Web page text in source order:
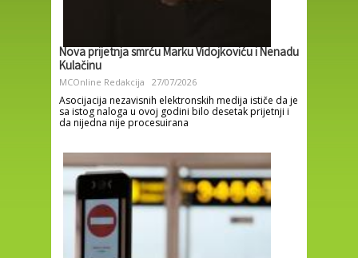
Nova prijetnja smrću Marku Vidojkoviću i Nenadu
Kulačinu
MCOnline Redakcija 27/07/2026
Asocijacija nezavisnih elektronskih medija ističe da je
sa istog naloga u ovoj godini bilo desetak prijetnji i
da nijedna nije procesuirana